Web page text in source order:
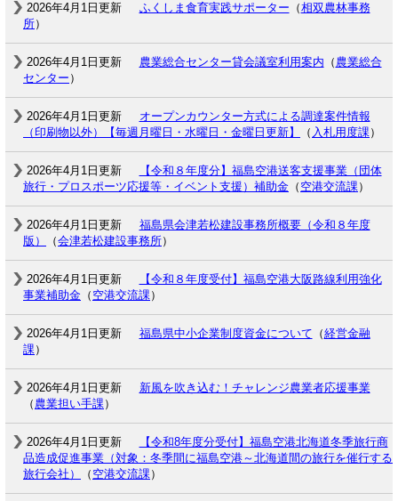
2026年4月1日更新 ふくしま食育実践サポーター （相双農林事務
所）
2026年4月1日更新 農業総合センター貸会議室利用案内 （ 農業総合
センター ）
2026年4月1日更新
オープンカウンター方式による調達案件情報
（印刷物以外）【毎週月曜日・水曜日・金曜日更新】
（ 入札用度課）
2026年4月1日更新
【令和８年度分】福島空港送客支援事業（団体
旅行・プロスポーツ応援等・イベント支援）補助金 （ 空港交流課）
2026年4月1日更新
福島県会津若松建設事務所概要（令和８年度
版）
（会津若松建設事務所）
2026年4月1日更新
【令和８年度受付】福島空港大阪路線利用強化
事業補助金 （ 空港交流課）
2026年4月1日更新 福島県中小企業制度資金について （経営金融
課）
2026年4月1日更新
新風を吹き込む！チャレンジ農業者応援事業
（ 農業担い手課）
2026年4月1日更新
【令和8年度分受付】福島空港北海道冬季旅行商
品造成促進事業（対象：冬季間に福島空港～北海道間の旅行を催行する
旅行会社）
（ 空港交流課）